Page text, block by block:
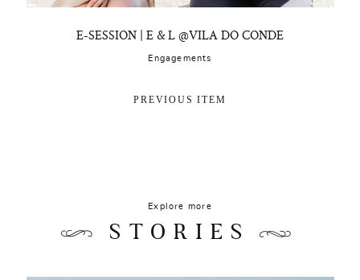
E-SESSION | E & L @VILA DO CONDE
Engagements
PREVIOUS ITEM
Explore more
STORIES